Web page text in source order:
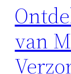
van